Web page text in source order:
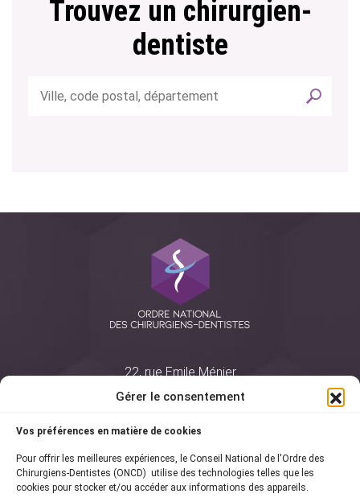
Gérer le consentement
Vos préférences en matière de cookies
Pour offrir les meilleures expériences, le Conseil National de l'Ordre des
Chirurgiens-Dentistes (ONCD) utilise des technologies telles que les
cookies pour stocker et/ou accéder aux informations des appareils.
Trouvez un chirurgien-
dentiste
22, rue Emile Ménier
75761 Paris Cedex 16
01 44 34 78 80
courrier@oncd.org